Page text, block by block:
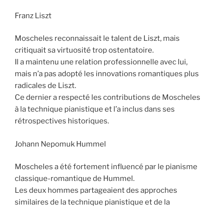
Franz Liszt
Moscheles reconnaissait le talent de Liszt, mais
critiquait sa virtuosité trop ostentatoire.
Il a maintenu une relation professionnelle avec lui,
mais n’a pas adopté les innovations romantiques plus
radicales de Liszt.
Ce dernier a respecté les contributions de Moscheles
à la technique pianistique et l’a inclus dans ses
rétrospectives historiques.
Johann Nepomuk Hummel
Moscheles a été fortement influencé par le pianisme
classique-romantique de Hummel.
Les deux hommes partageaient des approches
similaires de la technique pianistique et de la